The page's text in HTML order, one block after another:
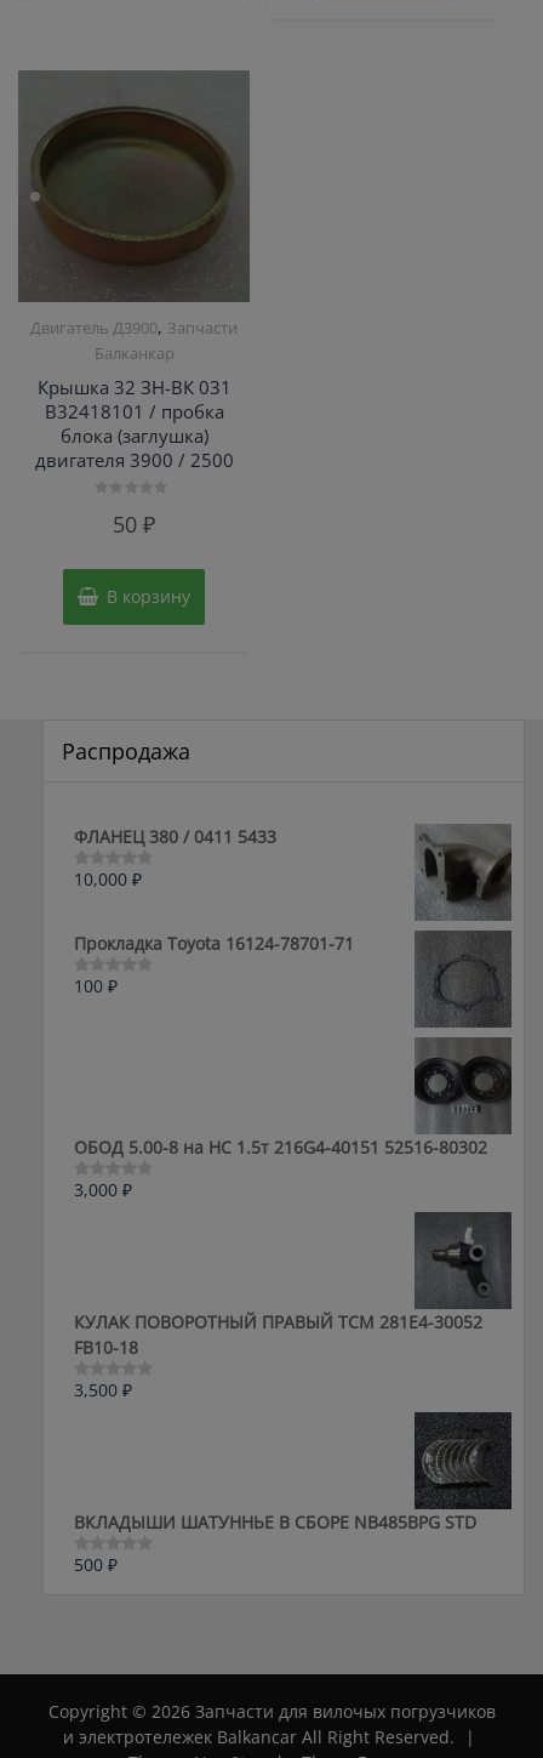
Двигатель Д3900, Запчасти
Балканкар
Крышка 32 ЗН-ВК 031
В32418101 / пробка
блока (заглушка)
двигателя 3900 / 2500
50₽
В корзину
Распродажа
ФЛАНЕЦ 380 / 0411 5433
Оценка
5
10,000 ₽
Прокладка Toyota 16124-78701-71
Оценка
100 ₽
ОБОД 5.00-8 на HC 1.5т 216G4-40151 52516-80302
Оценка
3,000 ₽
КУЛАК ПОВОРОТНЫЙ ПРАВЫЙ ТСМ 281E4-30052
FB10-18
Оценка
3,500 ₽
ВКЛАДЫШИ ШАТУННЬЕ В СБОРЕ NB485BPG STD
Оценка
500 ₽
Copyright © 2026 Запчасти для вилочых погрузчиков
и электротележек Balkancar All Right Reserved.
|